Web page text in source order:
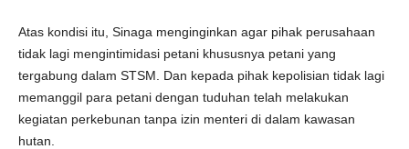
Atas kondisi itu, Sinaga menginginkan agar pihak perusahaan
tidak lagi mengintimidasi petani khususnya petani yang
tergabung dalam STSM. Dan kepada pihak kepolisian tidak lagi
memanggil para petani dengan tuduhan telah melakukan
kegiatan perkebunan tanpa izin menteri di dalam kawasan
hutan.